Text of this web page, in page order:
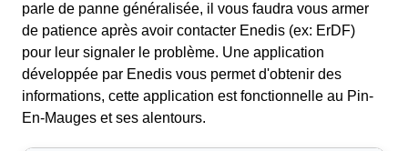
parle de panne généralisée, il vous faudra vous armer
de patience après avoir contacter Enedis (ex: ErDF)
pour leur signaler le problème. Une application
développée par Enedis vous permet d'obtenir des
informations, cette application est fonctionnelle au Pin-
En-Mauges et ses alentours.